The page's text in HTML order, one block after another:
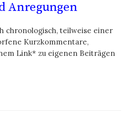
Anregungen
chronologisch, teilweise einer
Kurzkommentare,
Link* zu eigenen Beiträgen